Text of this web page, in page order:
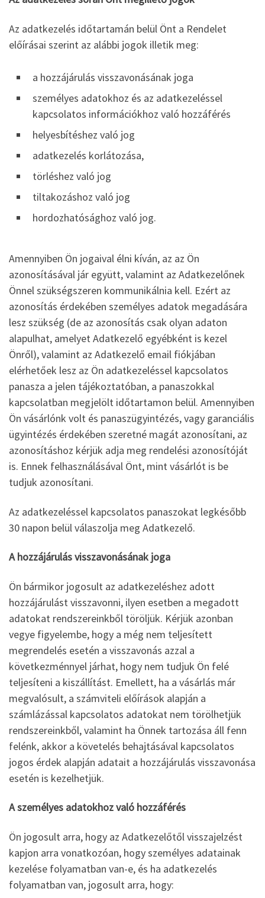
Az adatkezelés időtartamán belül Önt a Rendelet
előírásai szerint az alábbi jogok illetik meg:
a hozzájárulás visszavonásának joga
személyes adatokhoz és az adatkezeléssel
kapcsolatos információkhoz való hozzáférés
helyesbítéshez való jog
adatkezelés korlátozása,
törléshez való jog
tiltakozáshoz való jog
hordozhatósághoz való jog.
Amennyiben Ön jogaival élni kíván, az az Ön
azonosításával jár együtt, valamint az Adatkezelőnek
Önnel szükségszeren kommunikálnia kell. Ezért az
azonosítás érdekében személyes adatok megadására
lesz szükség (de az azonosítás csak olyan adaton
alapulhat, amelyet Adatkezelő egyébként is kezel
Önről), valamint az Adatkezelő email fiókjában
elérhetőek lesz az Ön adatkezeléssel kapcsolatos
panasza a jelen tájékoztatóban, a panaszokkal
kapcsolatban megjelölt időtartamon belül. Amennyiben
Ön vásárlónk volt és panaszügyintézés, vagy garanciális
ügyintézés érdekében szeretné magát azonosítani, az
azonosításhoz kérjük adja meg rendelési azonosítóját
is. Ennek felhasználásával Önt, mint vásárlót is be
tudjuk azonosítani.
Az adatkezeléssel kapcsolatos panaszokat legkésőbb
30 napon belül válaszolja meg Adatkezelő.
A hozzájárulás visszavonásának joga
Ön bármikor jogosult az adatkezeléshez adott
hozzájárulást visszavonni, ilyen esetben a megadott
adatokat rendszereinkből töröljük. Kérjük azonban
vegye figyelembe, hogy a még nem teljesített
megrendelés esetén a visszavonás azzal a
következménnyel járhat, hogy nem tudjuk Ön felé
teljesíteni a kiszállítást. Emellett, ha a vásárlás már
megvalósult, a számviteli előírások alapján a
számlázással kapcsolatos adatokat nem törölhetjük
rendszereinkből, valamint ha Önnek tartozása áll fenn
felénk, akkor a követelés behajtásával kapcsolatos
jogos érdek alapján adatait a hozzájárulás visszavonása
esetén is kezelhetjük.
A személyes adatokhoz való hozzáférés
Ön jogosult arra, hogy az Adatkezelőtől visszajelzést
kapjon arra vonatkozóan, hogy személyes adatainak
kezelése folyamatban van-e, és ha adatkezelés
folyamatban van, jogosult arra, hogy: